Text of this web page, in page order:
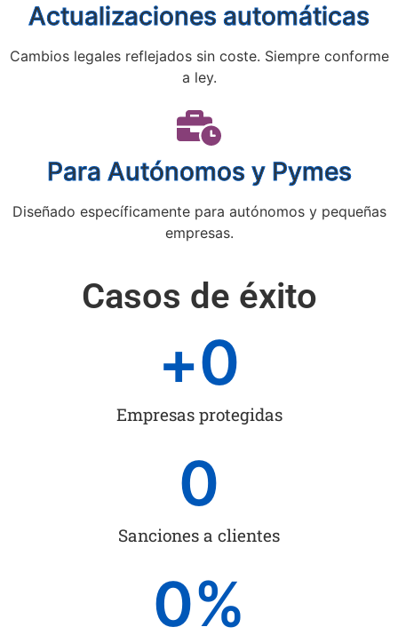
Actualizaciones automáticas
Cambios legales reflejados sin coste. Siempre conforme
a ley.
Para Autónomos y Pymes
Diseñado específicamente para autónomos y pequeñas
empresas.
Casos de éxito
Empresas protegidas
+0
Sanciones a clientes
0
0%